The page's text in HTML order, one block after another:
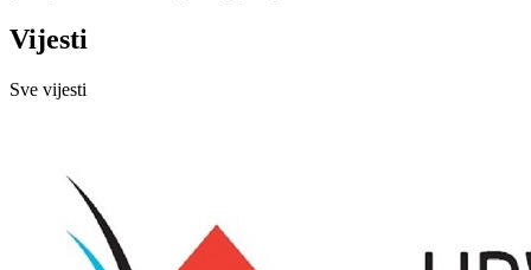
Vijesti
Sve vijesti